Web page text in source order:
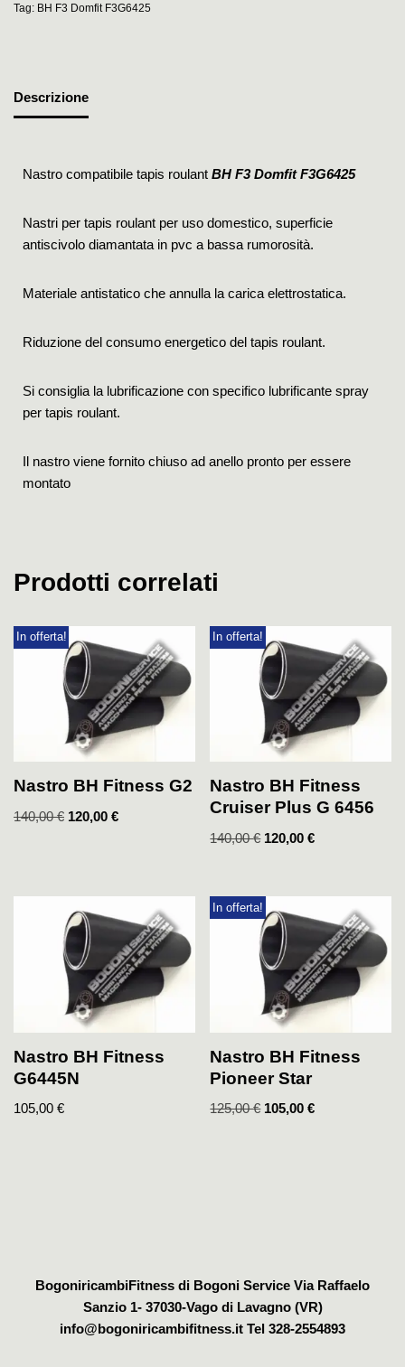
Tag: BH F3 Domfit F3G6425
Descrizione
Nastro compatibile tapis roulant BH F3 Domfit F3G6425
Nastri per tapis roulant per uso domestico, superficie
antiscivolo diamantata in pvc a bassa rumorosità.
Materiale antistatico che annulla la carica elettrostatica.
Riduzione del consumo energetico del tapis roulant.
Si consiglia la lubrificazione con specifico lubrificante spray
per tapis roulant.
Il nastro viene fornito chiuso ad anello pronto per essere
montato
Prodotti correlati
In offerta!
Nastro BH Fitness G2
140,00€ 120,00 €
In offerta!
Nastro BH Fitness
Cruiser Plus G 6456
140,00€ 120,00€
Nastro BH Fitness
G6445N
105,00 €
In offerta!
Nastro BH Fitness
Pioneer Star
125,00€ 105,00€
BogoniricambiFitness di Bogoni Service Via Raffaelo
Sanzio 1- 37030-Vago di Lavagno (VR)
info@bogoniricambifitness.it Tel 328-2554893